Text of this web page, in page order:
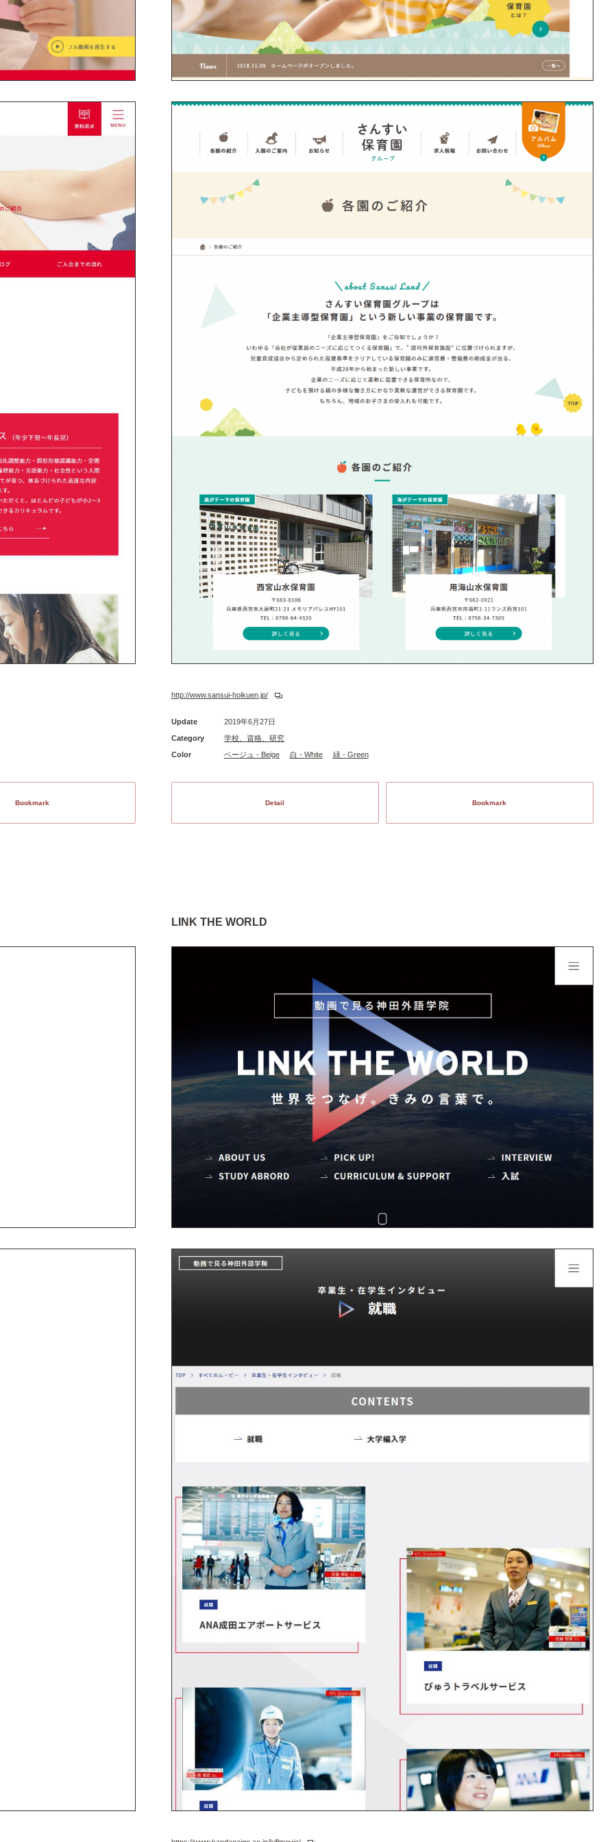
Bookmark
http://www.sansui-hoikuen.jp/
Update
2019年6月27日
Category
学校、資格、研究
Color
ベージュ - Beige 白 - White 緑 - Green
Detail Bookmark
LINK THE WORLD